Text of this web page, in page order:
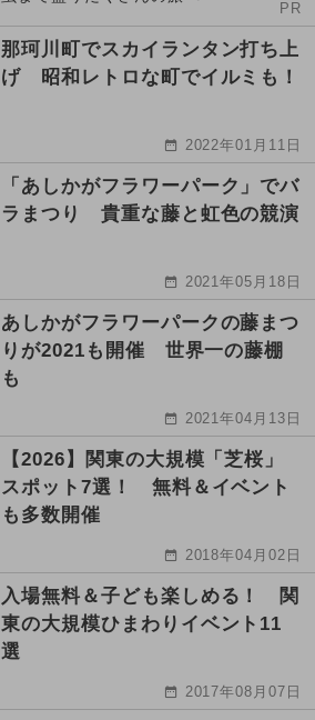
PR
那珂川町でスカイランタン打ち上
げ 昭和レトロな町でイルミも！
2022年01月11日
「あしかがフラワーパーク」でバ
ラまつり 貴重な藤と虹色の競演
2021年05月18日
あしかがフラワーパークの藤まつ
りが2021も開催 世界一の藤棚
も
2021年04月13日
【2026】関東の大規模「芝桜」
スポット7選！ 無料＆イベント
も多数開催
2018年04月02日
入場無料＆子ども楽しめる！ 関
東の大規模ひまわりイベント11
選
2017年08月07日